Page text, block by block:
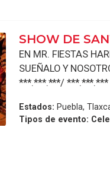
SHOW DE
EN MR. FIESTAS
SUEÑALO Y
***.***.***/ ***.***.***
Estados: Puebla,
Tipos de evento: